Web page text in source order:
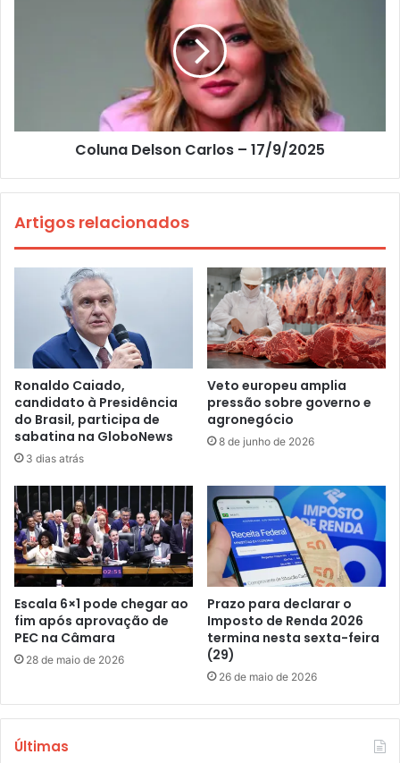
Coluna Delson Carlos – 17/9/2025
Artigos relacionados
Ronaldo Caiado,
candidato à Presidência
do Brasil, participa de
sabatina na GloboNews
3 dias atrás
Veto europeu amplia
pressão sobre governo e
agronegócio
8 de junho de 2026
Escala 6×1 pode chegar ao
fim após aprovação de
PEC na Câmara
28 de maio de 2026
Prazo para declarar o
Imposto de Renda 2026
termina nesta sexta-feira
(29)
26 de maio de 2026
Últimas